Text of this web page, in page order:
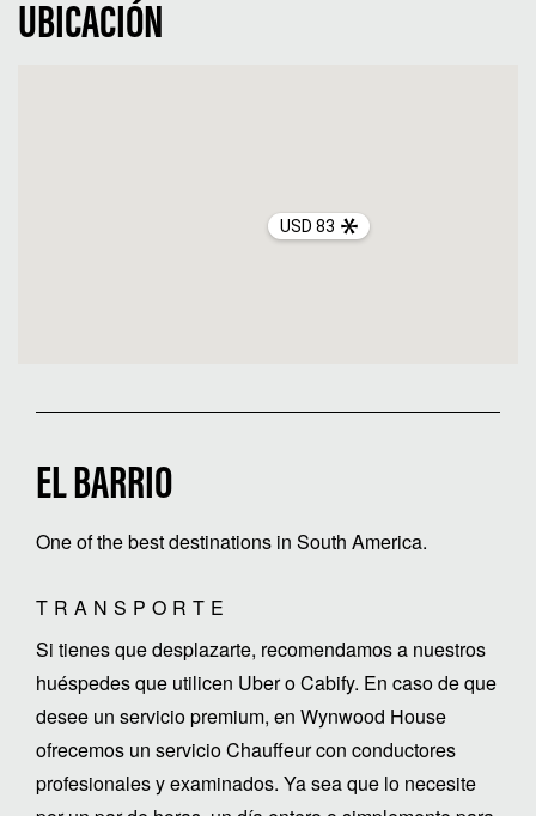
UBICACIÓN
USD 83
EL BARRIO
One of the best destinations in South America.
TRANSPORTE
Si tienes que desplazarte, recomendamos a nuestros
huéspedes que utilicen Uber o Cabify. En caso de que
desee un servicio premium, en Wynwood House
ofrecemos un servicio Chauffeur con conductores
profesionales y examinados. Ya sea que lo necesite